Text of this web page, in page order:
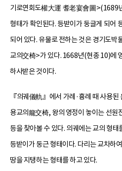
기로연회도權大運 耆老宴會圖>(1689
형태가 확인된다. 등받이가 둥글게 되어
되어 있다. 유물로 전하는 것은 경기도
교의交椅>가 있다. 1668년(현종 10)에
하사받은 것이다.
『의궤儀軌』에서 가례·흉례 때 사용
용교의龍交椅, 왕의 영정이 놓이는 선
등을 찾아볼 수 있다. 의궤에는 교의 형태
등받이가 둥근 형태이다. 다리는 교차하
땅을 지탱하는 형태를 하고 있다.